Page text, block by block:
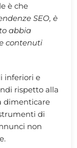
è che
SEO, è
abbia
contenuti
inferiori e
rispetto alla
dimenticare
di
non